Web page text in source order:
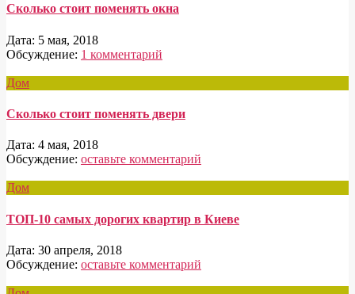
Сколько стоит поменять окна
Дата: 5 мая, 2018
Обсуждение: 1 комментарий
Дом
Сколько стоит поменять двери
Дата: 4 мая, 2018
Обсуждение: оставьте комментарий
Дом
ТОП-10 самых дорогих квартир в Киеве
Дата: 30 апреля, 2018
Обсуждение: оставьте комментарий